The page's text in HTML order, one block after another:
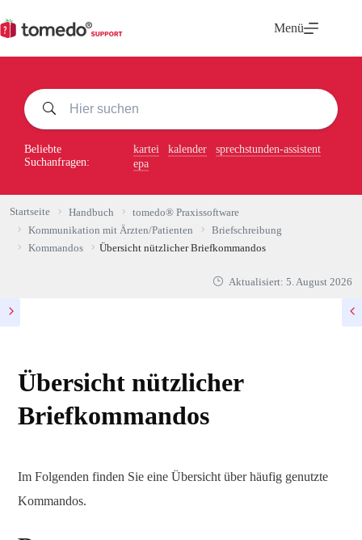
Inhalt
springen
Menü
Beliebte
Suchanfragen:
kartei kalender
sprechstunden-assistent
epa
Startseite Handbuch
tomedo® Praxissoftware
Kommunikation mit Ärzten/Patienten
Briefschreibung
Kommandos
Übersicht nützlicher Briefkommandos
Aktualisiert: 5. August 2026
Übersicht nützlicher
Briefkommandos
Im Folgenden finden Sie eine Übersicht über häufig genutzte
Kommandos.